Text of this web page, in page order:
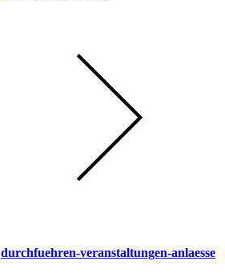
durchfuehren-veranstaltungen-anlaesse